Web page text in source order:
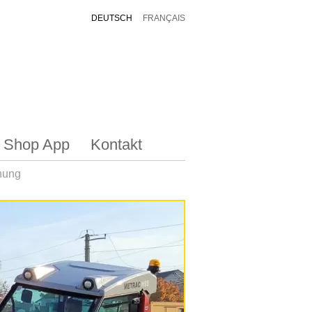
DEUTSCH FRANÇAIS
Shop App Kontakt